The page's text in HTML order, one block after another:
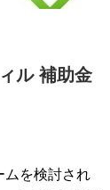
ル 補助金
ムを検討され